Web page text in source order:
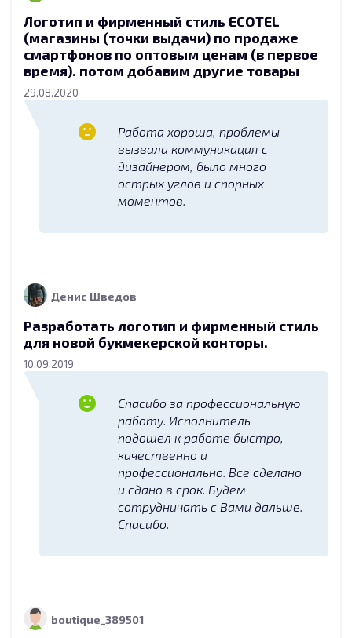
Логотип и фирменный стиль ECOTEL
(магазины (точки выдачи) по продаже
смартфонов по оптовым ценам (в первое
время). потом добавим другие товары
29.08.2020
Работа хороша, проблемы
вызвала коммуникация с
дизайнером, было много
острых углов и спорных
моментов.
Денис Шведов
Разработать логотип и фирменный стиль
для новой букмекерской конторы.
10.09.2019
Спасибо за профессиональную
работу. Исполнитель
подошел к работе быстро,
качественно и
профессионально. Все сделано
и сдано в срок. Будем
сотрудничать с Вами дальше.
Спасибо.
boutique_389501